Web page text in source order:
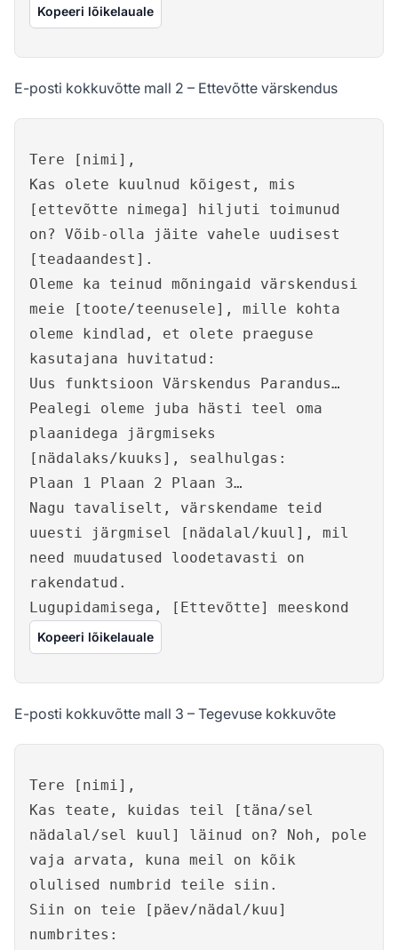
Kopeeri lõikelauale
E-posti kokkuvõtte mall 2 – Ettevõtte värskendus
Tere [nimi],
Kas olete kuulnud kõigest, mis
[ettevõtte nimega] hiljuti toimunud
on? Võib-olla jäite vahele uudisest
[teadaandest].
Oleme ka teinud mõningaid värskendusi
meie [toote/teenusele], mille kohta
oleme kindlad, et olete praeguse
kasutajana huvitatud:
Uus funktsioon Värskendus Parandus…
Pealegi oleme juba hästi teel oma
plaanidega järgmiseks
[nädalaks/kuuks], sealhulgas:
Plaan 1 Plaan 2 Plaan 3…
Nagu tavaliselt, värskendame teid
uuesti järgmisel [nädalal/kuul], mil
need muudatused loodetavasti on
rakendatud.
Lugupidamisega, [Ettevõtte] meeskond
Kopeeri lõikelauale
E-posti kokkuvõtte mall 3 – Tegevuse kokkuvõte
Tere [nimi],
Kas teate, kuidas teil [täna/sel
nädalal/sel kuul] läinud on? Noh, pole
vaja arvata, kuna meil on kõik
olulised numbrid teile siin.
Siin on teie [päev/nädal/kuu]
numbrites: